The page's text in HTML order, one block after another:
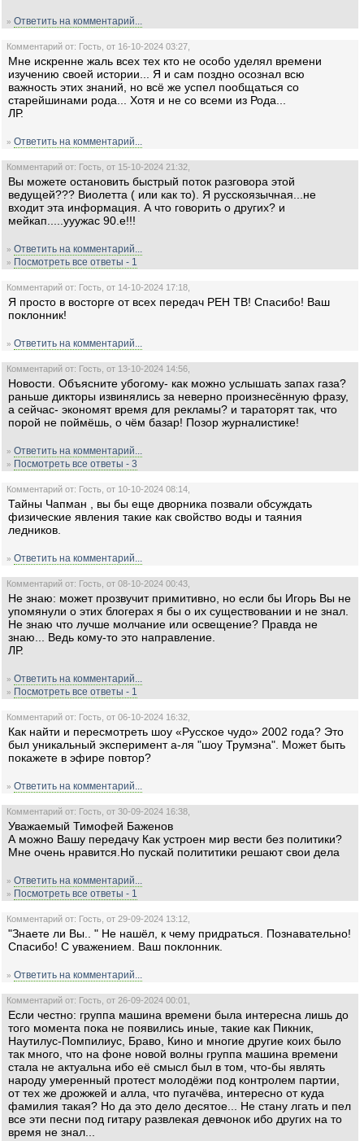
» Ответить на комментарий...
Комментарий от: Гость, от 16-10-2024 03:27,
Мне искренне жаль всех тех кто не особо уделял времени
изучению своей истории... Я и сам поздно осознал всю
важность этих знаний, но всё же успел пообщаться со
старейшинами рода... Хотя и не со всеми из Рода...
ЛР.
» Ответить на комментарий...
Комментарий от: Гость, от 15-10-2024 21:32,
Вы можете остановить быстрый поток разговора этой
ведущей??? Виолетта ( или как то). Я русскоязычная...не
входит эта информация. А что говорить о других? и
мейкап.....ууужас 90.е!!!
» Ответить на комментарий...
» Посмотреть все ответы - 1
Комментарий от: Гость, от 14-10-2024 17:18,
Я просто в восторге от всех передач РЕН ТВ! Спасибо! Ваш
поклонник!
» Ответить на комментарий...
Комментарий от: Гость, от 13-10-2024 14:56,
Новости. Объясните убогому- как можно услышать запах газа?
раньше дикторы извинялись за неверно произнесённую фразу,
а сейчас- экономят время для рекламы? и тараторят так, что
порой не поймёшь, о чём базар! Позор журналистике!
» Ответить на комментарий...
» Посмотреть все ответы - 3
Комментарий от: Гость, от 10-10-2024 08:14,
Тайны Чапман , вы бы еще дворника позвали обсуждать
физические явления такие как свойство воды и таяния
ледников.
» Ответить на комментарий...
Комментарий от: Гость, от 08-10-2024 00:43,
Не знаю: может прозвучит примитивно, но если бы Игорь Вы не
упомянули о этих блогерах я бы о их существовании и не знал.
Не знаю что лучше молчание или освещение? Правда не
знаю... Ведь кому-то это направление.
ЛР.
» Ответить на комментарий...
» Посмотреть все ответы - 1
Комментарий от: Гость, от 06-10-2024 16:32,
Как найти и пересмотреть шоу «Русское чудо» 2002 года? Это
был уникальный эксперимент а-ля "шоу Трумэна". Может быть
покажете в эфире повтор?
» Ответить на комментарий...
Комментарий от: Гость, от 30-09-2024 16:38,
Уважаемый Тимофей Баженов
А можно Вашу передачу Как устроен мир вести без политики?
Мне очень нравится.Но пускай полититики решают свои дела
» Ответить на комментарий...
» Посмотреть все ответы - 1
Комментарий от: Гость, от 29-09-2024 13:12,
"Знаете ли Вы.. " Не нашёл, к чему придраться. Познавательно!
Спасибо! С уважением. Ваш поклонник.
» Ответить на комментарий...
Комментарий от: Гость, от 26-09-2024 00:01,
Если честно: группа машина времени была интересна лишь до
того момента пока не появились иные, такие как Пикник,
Наутилус-Помпилиус, Браво, Кино и многие другие коих было
так много, что на фоне новой волны группа машина времени
стала не актуальна ибо её смысл был в том, что-бы являть
народу умеренный протест молодёжи под контролем партии,
от тех же дрожжей и алла, что пугачёва, интересно от куда
фамилия такая? Но да это дело десятое... Не стану лгать и пел
все эти песни под гитару развлекая девчонок ибо других на то
время не знал...